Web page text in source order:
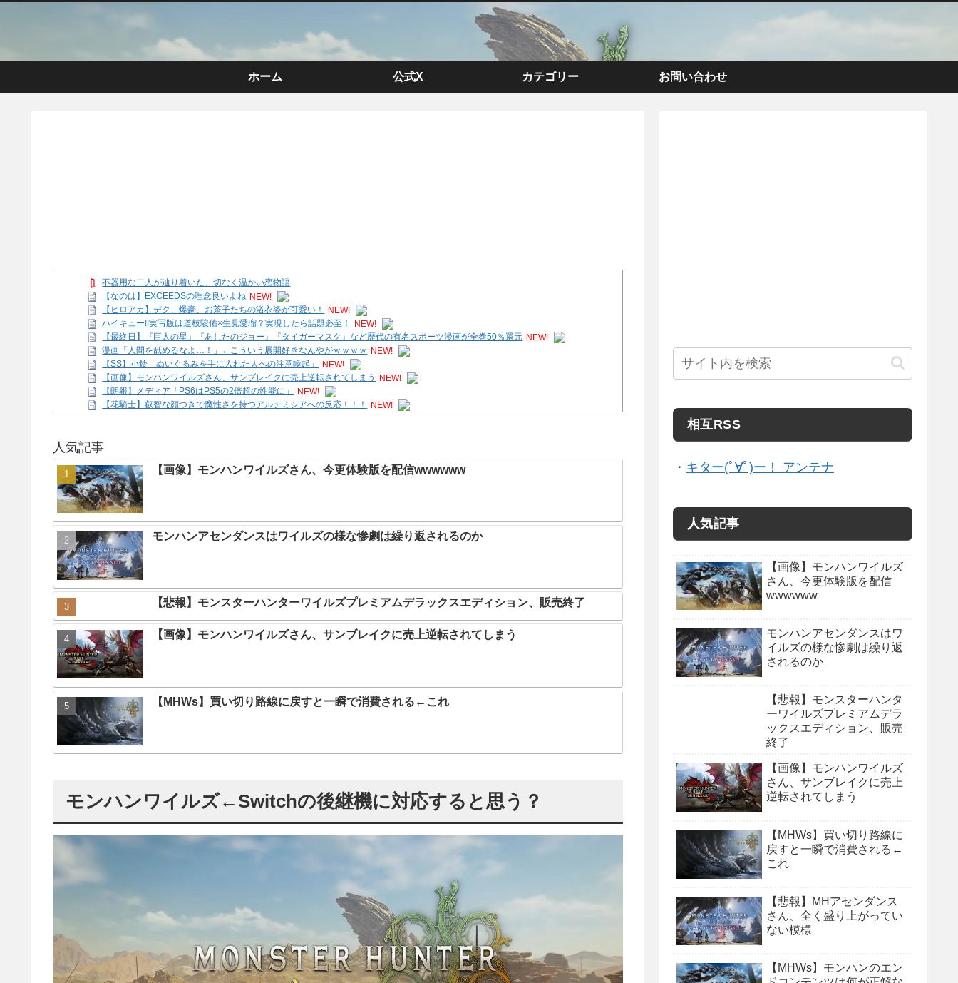
ホーム 公式X カテゴリー お問い合わせ
不器用な二人が辿り着いた、切なく温かい恋物語
【なのは】EXCEEDSの理念良いよね NEW!
【ヒロアカ】デク、爆豪、お茶子たちの浴衣姿が可愛い！
NEW!
ハイキュー!!実写版は道枝駿佑×生見愛瑠？実現したら話題必至！
NEW!
【最終日】『巨人の星』『あしたのジョー』『タイガーマスク』など歴代の有名スポーツ漫画が全巻50％還元 NEW!
漫画「人間を舐めるなよ…！」←こういう展開好きなんやがｗｗｗｗ NEW!
【SS】小鈴「ぬいぐるみを手に入れた人への注意喚起」
NEW!
【画像】モンハンワイルズさん、サンブレイクに売上逆転されてしまう
NEW!
【朗報】メディア「PS6はPS5の2倍超の性能に」
NEW!
【花騎士】叡智な顔つきで魔性さを持つアルテミシアへの反応！！！
NEW!
Powered by livedoor 相互RSS
人気記事
【画像】モンハンワイルズさん、今更体験版を配信wwwwww
モンハンアセンダンスはワイルズの様な惨劇は繰り返されるのか
【悲報】モンスターハンターワイルズプレミアムデラックスエディション、販売終了
【画像】モンハンワイルズさん、サンブレイクに売上逆転されてしまう
【MHWs】買い切り路線に戻すと一瞬で消費される←これ
モンハンワイルズ←Switchの後継機に対応すると思う？
相互RSS
・ キター(ﾟ∀ﾟ)ー！ アンテナ
人気記事
【画像】モンハンワイルズ
さん、今更体験版を配信
wwwwww
モンハンアセンダンスはワ
イルズの様な惨劇は繰り返
されるのか
【悲報】モンスターハンタ
ーワイルズプレミアムデラ
ックスエディション、販売
終了
【画像】モンハンワイルズ
さん、サンブレイクに売上
逆転されてしまう
【MHWs】買い切り路線に
戻すと一瞬で消費される←
これ
【悲報】MHアセンダンス
さん、全く盛り上がってい
ない模様
【MHWs】モンハンのエン